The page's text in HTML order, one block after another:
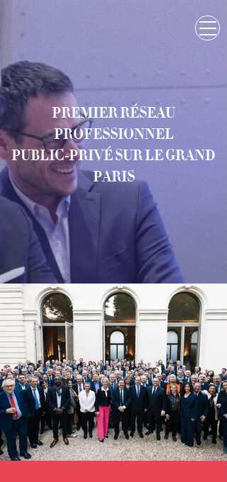
PREMIER RÉSEAU
PROFESSIONNEL
PUBLIC-PRIVÉ SUR LE GRAND
PARIS